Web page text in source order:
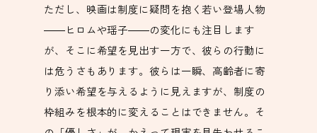
ただし、映画は制度に疑問を抱く若い登場人物
――ヒロムや瑶子――の変化にも注目します
が、そこに希望を見出す一方で、彼らの行動に
は危うさもあります。彼らは一瞬、高齢者に寄
り添い希望を与えるように見えますが、制度の
枠組みを根本的に変えることはできません。そ